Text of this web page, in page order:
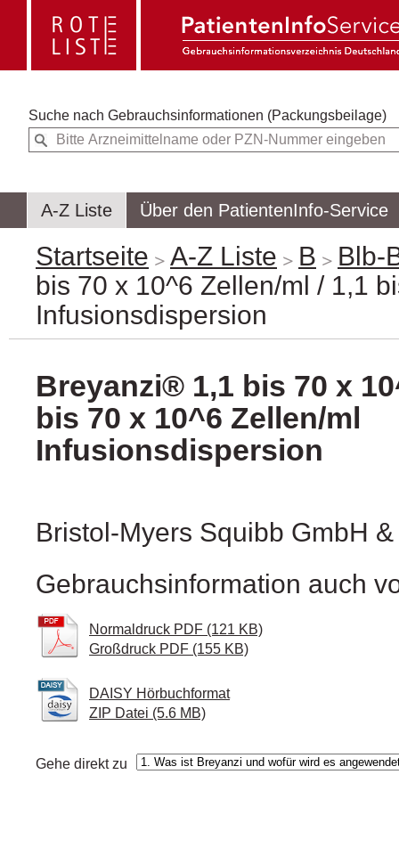
Suche nach Gebrauchsinformationen (Packungsbeilage)
A-Z Liste Über den PatientenInfo-Service
Startseite A-Z Liste B
Blb-
bis 70 x 10^6 Zellen/ml / 1,1
Infusionsdispersion
Breyanzi® 1,1 bis 70 x
bis 70 x 10^6 Zellen/ml
Infusionsdispersion
Bristol-Myers Squibb GmbH
Gebrauchsinformation auch
Normaldruck PDF (121 KB)
Großdruck PDF (155 KB)
DAISY Hörbuchformat
ZIP Datei (5.6 MB)
Gehe direkt zu